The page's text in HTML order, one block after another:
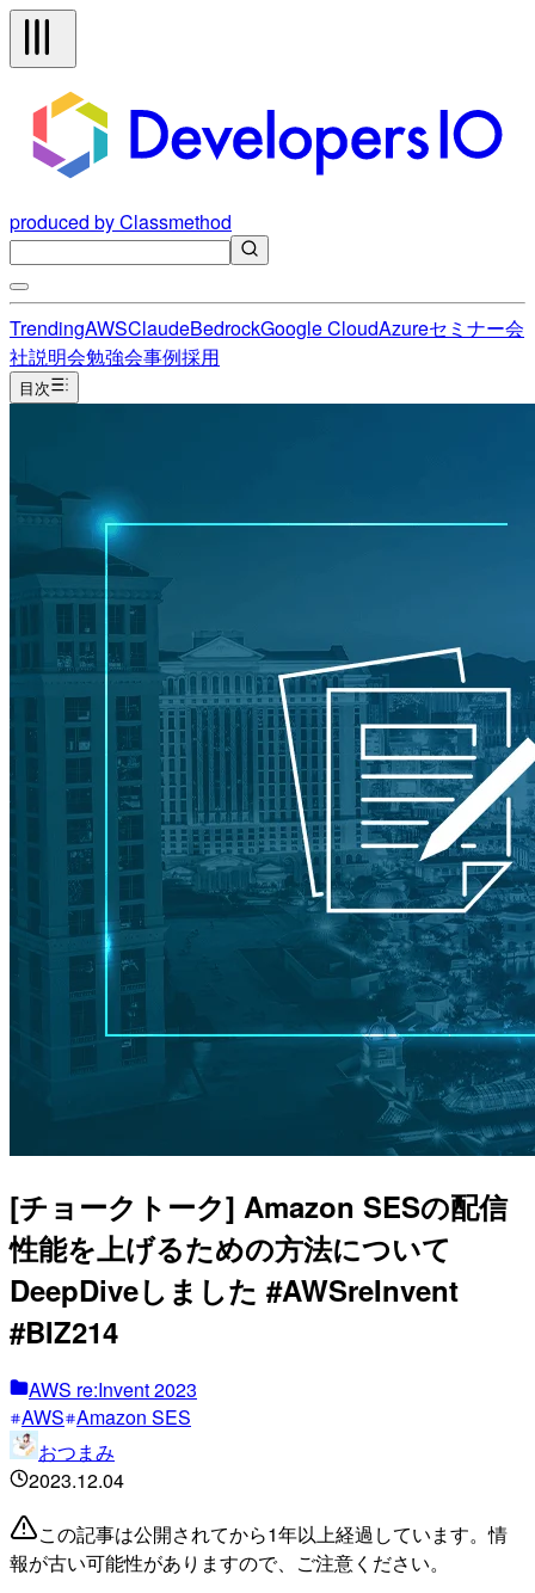
produced by Classmethod
TrendingAWSClaudeBedrockGoogle CloudAzureセミナー会
社説明会勉強会事例採用
目次
[チョークトーク] Amazon SESの配信
性能を上げるための方法について
DeepDiveしました #AWSreInvent
#BIZ214
AWS re:Invent 2023
AWS Amazon SES
おつまみ
2023.12.04
この記事は公開されてから1年以上経過しています。情
報が古い可能性がありますので、ご注意ください。